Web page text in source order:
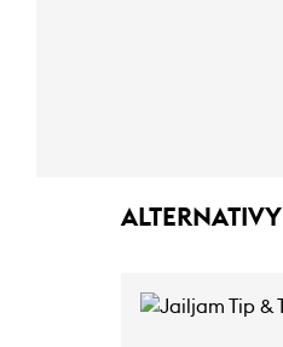
ALTERNATIVY